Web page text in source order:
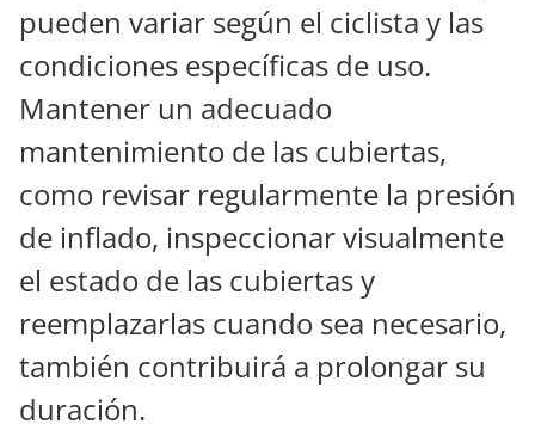
pueden variar según el ciclista y las
condiciones específicas de uso.
Mantener un adecuado
mantenimiento de las cubiertas,
como revisar regularmente la presión
de inflado, inspeccionar visualmente
el estado de las cubiertas y
reemplazarlas cuando sea necesario,
también contribuirá a prolongar su
duración.